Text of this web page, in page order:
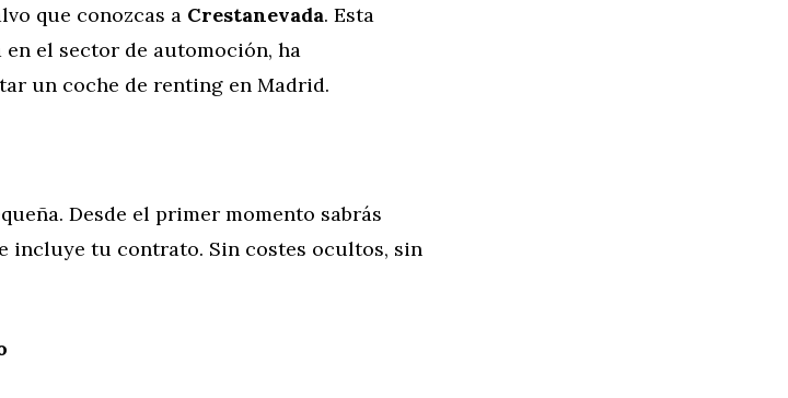
que conozcas a Crestanevada. Esta
en el sector de automoción, ha
un coche de renting en Madrid.
Desde el primer momento sabrás
incluye tu contrato. Sin costes ocultos, sin